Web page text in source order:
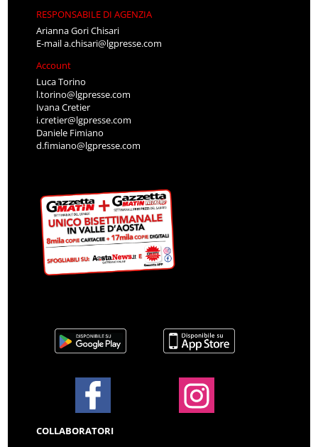
RESPONSABILE DI AGENZIA
Arianna Gori Chisari
E-maila.chisari@lgpresse.com
Account
Luca Torino
l.torino@lgpresse.com
Ivana Cretier
i.cretier@lgpresse.com
Daniele Fimiano
d.fimiano@lgpresse.com
COLLABORATORI